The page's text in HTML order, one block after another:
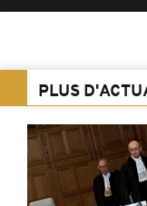
PLUS